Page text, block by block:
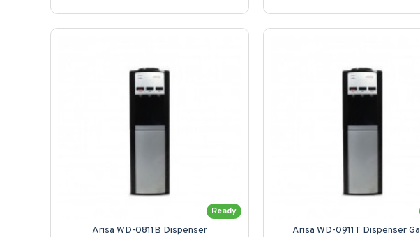
Ready
Arisa WD-0811B Dispenser Arisa WD-0911T Dispenser